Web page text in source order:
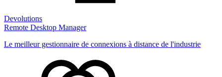
Devolutions
Remote Desktop Manager
Le meilleur gestionnaire de connexions à distance de l'industrie